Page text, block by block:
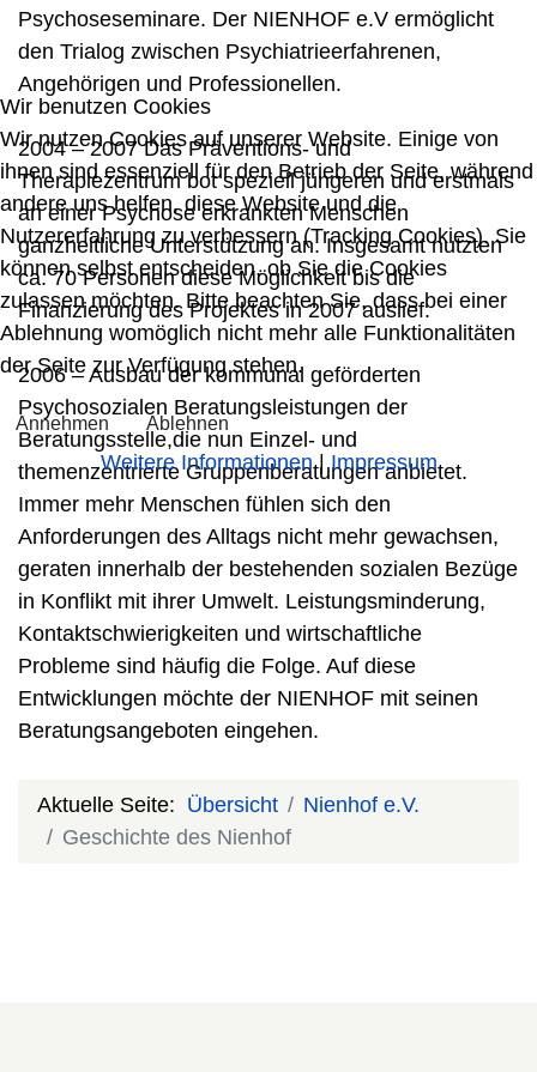
Psychoseseminare. Der NIENHOF e.V ermöglicht
den Trialog zwischen Psychiatrieerfahrenen,
Angehörigen und Professionellen.
2004 – 2007 Das Präventions- und
Therapiezentrum bot speziell jüngeren und erstmals
an einer Psychose erkrankten Menschen
ganzheitliche Unterstützung an. Insgesamt nutzten
ca. 70 Personen diese Möglichkeit bis die
Finanzierung des Projektes in 2007 auslief.
2006 – Ausbau der kommunal geförderten
Psychosozialen Beratungsleistungen der
Beratungsstelle,die nun Einzel- und
themenzentrierte Gruppenberatungen anbietet.
Immer mehr Menschen fühlen sich den
Anforderungen des Alltags nicht mehr gewachsen,
geraten innerhalb der bestehenden sozialen Bezüge
in Konflikt mit ihrer Umwelt. Leistungsminderung,
Kontaktschwierigkeiten und wirtschaftliche
Probleme sind häufig die Folge. Auf diese
Entwicklungen möchte der NIENHOF mit seinen
Beratungsangeboten eingehen.
Aktuelle Seite: Übersicht
Nienhof e.V.
Geschichte des Nienhof
Wir benutzen Cookies
Wir nutzen Cookies auf unserer Website. Einige von
ihnen sind essenziell für den Betrieb der Seite, während
andere uns helfen, diese Website und die
Nutzererfahrung zu verbessern (Tracking Cookies). Sie
können selbst entscheiden, ob Sie die Cookies
zulassen möchten. Bitte beachten Sie, dass bei einer
Ablehnung womöglich nicht mehr alle Funktionalitäten
der Seite zur Verfügung stehen.
Annehmen Ablehnen
Weitere Informationen|Impressum